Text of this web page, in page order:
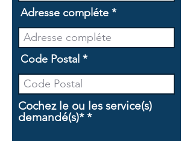
Adresse compléte
Code Postal
Cochez le ou les service(s)
demandé(s)* *O